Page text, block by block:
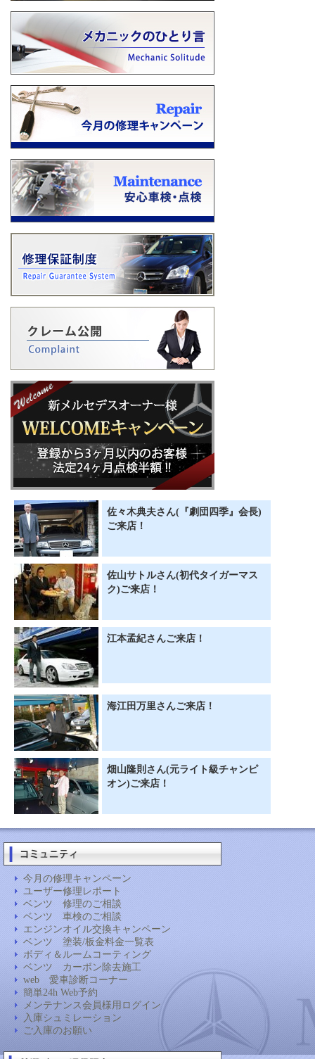
佐々木典夫さん(『劇団四季』会長)
ご来店！
佐山サトルさん(初代タイガーマス
ク)ご来店！
江本孟紀さんご来店！
海江田万里さんご来店！
畑山隆則さん(元ライト級チャンピ
オン)ご来店！
今月の修理キャンペーン
ユーザー修理レポート
ベンツ 修理のご相談
ベンツ 車検のご相談
エンジンオイル交換キャンペーン
ベンツ 塗装/板金料金一覧表
ボディ＆ルームコーティング
ベンツ カーボン除去施工
web 愛車診断コーナー
簡単24h Web予約
メンテナンス会員様用ログイン
入庫シュミレーション
ご入庫のお願い